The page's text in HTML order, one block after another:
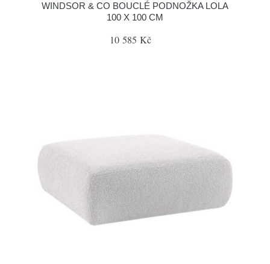
WINDSOR & CO BOUCLÉ PODNOŽKA LOLA
100 X 100 CM
10 585 Kč